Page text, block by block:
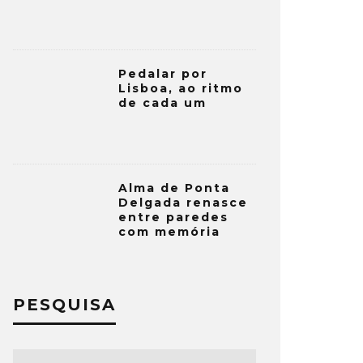
Pedalar por
Lisboa, ao ritmo
de cada um
Alma de Ponta
Delgada renasce
entre paredes
com memória
PESQUISA